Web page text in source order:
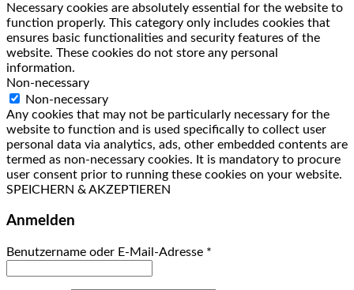
Necessary cookies are absolutely essential for the website to
function properly. This category only includes cookies that
ensures basic functionalities and security features of the
website. These cookies do not store any personal
information.
Non-necessary
Non-necessary
Any cookies that may not be particularly necessary for the
website to function and is used specifically to collect user
personal data via analytics, ads, other embedded contents are
termed as non-necessary cookies. It is mandatory to procure
user consent prior to running these cookies on your website.
SPEICHERN & AKZEPTIEREN
Anmelden
Benutzername oder E-Mail-Adresse *